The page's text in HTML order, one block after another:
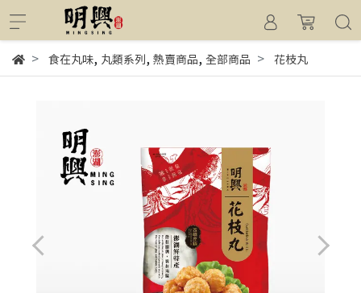
食在丸味, 丸類系列, 熱賣商品, 全部商品 花枝丸